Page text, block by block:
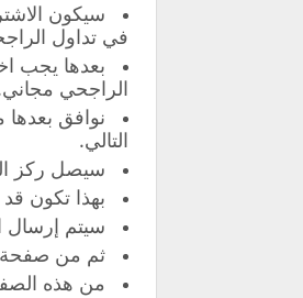
سيكون
في تداول
بعدها يجب
الراجحي
نوافق
التالي.
سيصل ركز
بهذا تكون
سيتم إرسال
ثم من صفحة
من هذه